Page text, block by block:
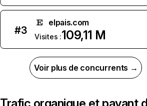
#3
elpais.com
Visites :109,11 M
Voir plus de concurrents →